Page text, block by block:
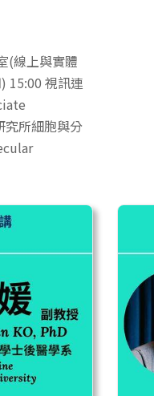
(線上與實體
15:00 視訊連
所細胞與分